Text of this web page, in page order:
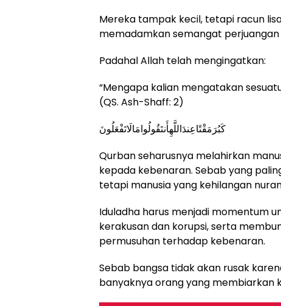
Mereka tampak kecil, tetapi racun
memadamkan semangat perjuangan
Padahal Allah telah mengingatkan:
“Mengapa kalian mengatakan
(QS. Ash-Shaff: 2)
كَبُرَمَقْتًاعِندَاللَّهِأَنتَقُولُوامَالَاتَفْعَلُونَ
Qurban seharusnya melahirkan
kepada kebenaran. Sebab yang
tetapi manusia yang kehilangan
Iduladha harus menjadi momentum
kerakusan dan korupsi, serta
permusuhan terhadap kebenaran.
Sebab bangsa tidak akan rusak
banyaknya orang yang membiarkan